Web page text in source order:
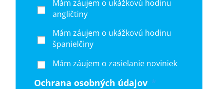
Mám záujem o ukážkovú hodinu
angličtiny
Mám záujem o ukážkovú hodinu
španielčiny
Mám záujem o zasielanie noviniek
Ochrana osobných údajov *